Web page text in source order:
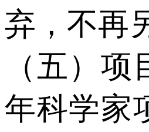
弃，不再
（五）
年科学家